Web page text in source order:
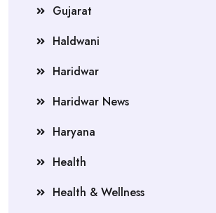
Gujarat
Haldwani
Haridwar
Haridwar News
Haryana
Health
Health & Wellness